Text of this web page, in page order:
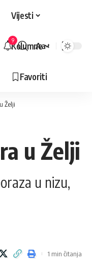
Vijesti
Kolumne
Favoriti
9
Veličina
Aa
Želji
u Želji
u nizu,
1 min čitanja